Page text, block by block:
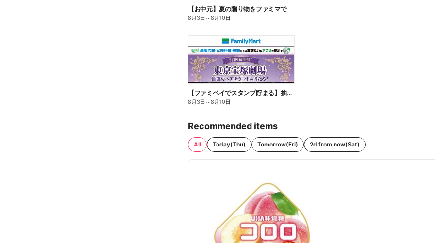
【お中元】夏の贈り物をファミマで
8月3日 ～8月10日
【ファミペイでスタンプ貯まる】抽選でペアチケットが当たる!
8月3日 ～8月10日
Recommended items
All Today(Thu) Tomorrow(Fri) 2d from now(Sat)